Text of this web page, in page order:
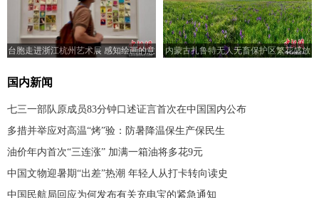
台胞走进浙江杭州艺术展 感知绘画的意
内蒙古扎鲁特无人无畜保护区繁花盛放
国内新闻
七三一部队原成员83分钟口述证言首次在中国国内公布
多措并举应对高温“烤”验：防暑降温保生产保民生
油价年内首次“三连涨” 加满一箱油将多花9元
中国文物迎暑期“出差”热潮 年轻人从打卡转向读史
中国民航局回应为何发布有关充电宝的紧急通知